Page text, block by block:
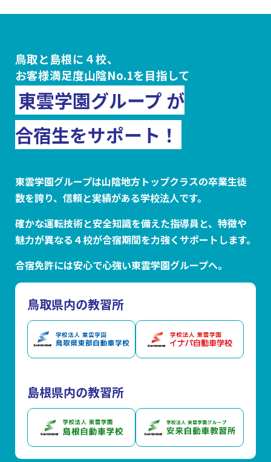
鳥取と島根に４校、
お客様満足度山陰No.1を目指して
東雲学園グループ が
合宿生をサポート！
東雲学園グループは山陰地方トップクラスの卒業生徒
数を誇り、信頼と実績がある学校法人です。
確かな運転技術と安全知識を備えた指導員と、特徴や
魅力が異なる４校が合宿期間を力強くサポートします。
合宿免許には安心で心強い東雲学園グループへ。
鳥取県内の教習所
島根県内の教習所